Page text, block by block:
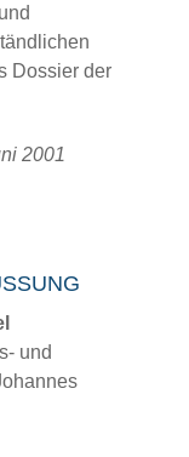
Dossier der
2001
und